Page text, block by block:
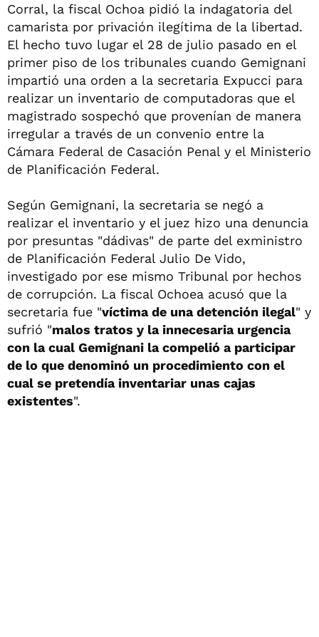
Corral, la fiscal Ochoa pidió la indagatoria del
camarista por privación ilegítima de la libertad.
El hecho tuvo lugar el 28 de julio pasado en el
primer piso de los tribunales cuando Gemignani
impartió una orden a la secretaria Expucci para
realizar un inventario de computadoras que el
magistrado sospechó que provenían de manera
irregular a través de un convenio entre la
Cámara Federal de Casación Penal y el Ministerio
de Planificación Federal.
Según Gemignani, la secretaria se negó a
realizar el inventario y el juez hizo una denuncia
por presuntas "dádivas" de parte del exministro
de Planificación Federal Julio De Vido,
investigado por ese mismo Tribunal por hechos
de corrupción. La fiscal Ochoea acusó que la
secretaria fue "víctima de una detención ilegal" y
sufrió "malos tratos y la innecesaria urgencia
con la cual Gemignani la compelió a participar
de lo que denominó un procedimiento con el
cual se pretendía inventariar unas cajas
existentes".